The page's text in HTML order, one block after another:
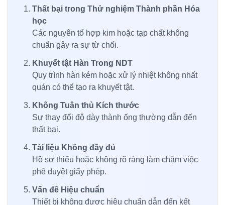
Thất bại trong Thử nghiệm Thành phần Hóa
học
Các nguyên tố hợp kim hoặc tạp chất không
chuẩn gây ra sự từ chối.
Khuyết tật Hàn Trong NDT
Quy trình hàn kém hoặc xử lý nhiệt không nhất
quán có thể tạo ra khuyết tật.
Không Tuân thủ Kích thước
Sự thay đổi độ dày thành ống thường dẫn đến
thất bại.
Tài liệu Không đầy đủ
Hồ sơ thiếu hoặc không rõ ràng làm chậm việc
phê duyệt giấy phép.
Vấn đề Hiệu chuẩn
Thiết bị không được hiệu chuẩn dẫn đến kết